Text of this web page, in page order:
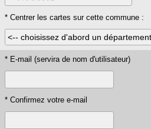
* Centrer les cartes sur cette commune :
* E-mail (servira de nom d'utilisateur)
* Confirmez votre e-mail